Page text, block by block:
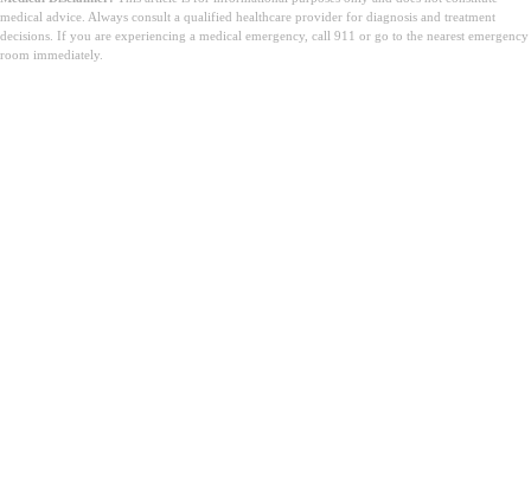
medical advice. Always consult a qualified healthcare provider for diagnosis and treatment
decisions. If you are experiencing a medical emergency, call 911 or go to the nearest emergency
room immediately.